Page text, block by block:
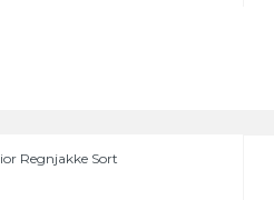
Regnjakke Sort